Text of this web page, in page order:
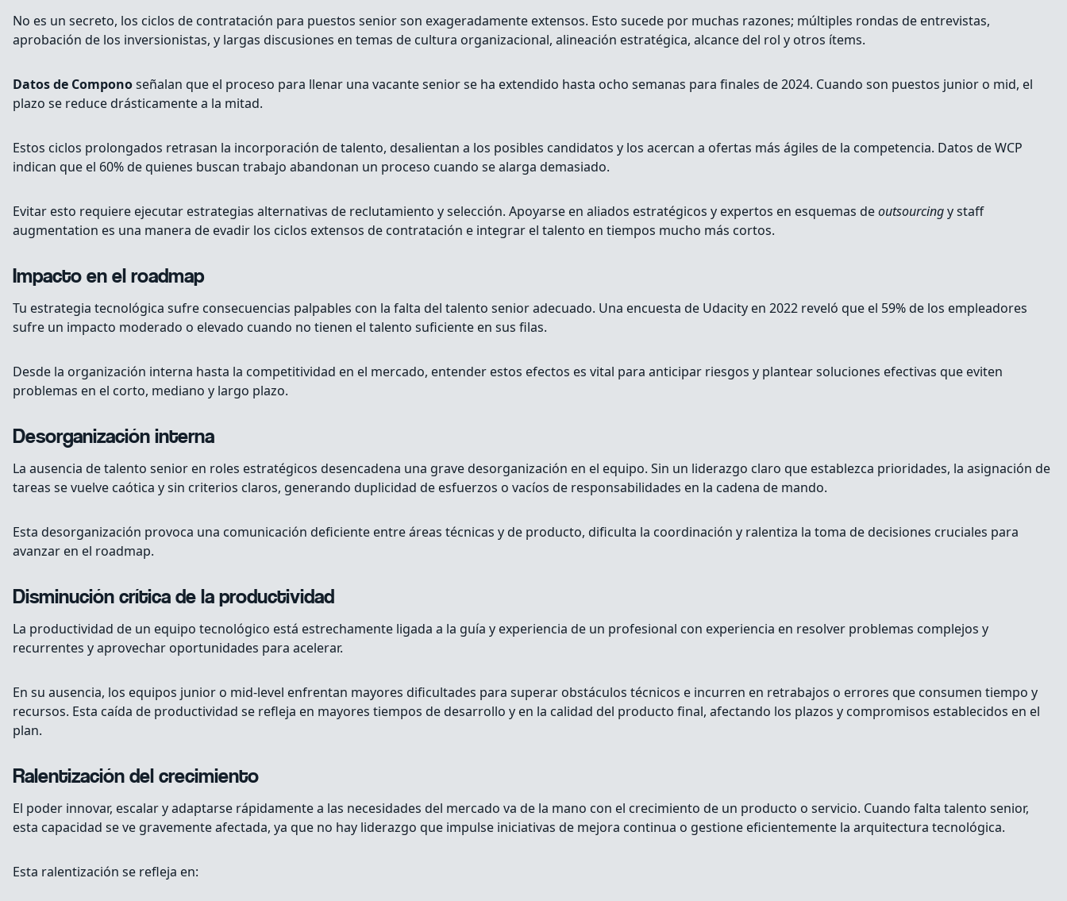
No es un secreto, los ciclos de contratación para puestos senior son exageradamente extensos. Esto sucede por muchas razones; múltiples rondas de entrevistas,
aprobación de los inversionistas, y largas discusiones en temas de cultura organizacional, alineación estratégica, alcance del rol y otros ítems.
Datos de Componoseñalan que el proceso para llenar una vacante senior se ha extendido hasta ocho semanas para finales de 2024. Cuando son puestos junior o mid, el
plazo se reduce drásticamente a la mitad.
Estos ciclos prolongados retrasan la incorporación de talento, desalientan a los posibles candidatos y los acercan a ofertas más ágiles de la competencia. Datos de WCP
indican que el 60% de quienes buscan trabajo abandonan un proceso cuando se alarga demasiado.
Evitar esto requiere ejecutar estrategias alternativas de reclutamiento y selección. Apoyarse en aliados estratégicos y expertos en esquemas deoutsourcingy staff
augmentation es una manera de evadir los ciclos extensos de contratación e integrar el talento en tiempos mucho más cortos.
Impacto en el roadmap
Tu estrategia tecnológica sufre consecuencias palpables con la falta del talento senior adecuado. Una encuesta de Udacity en 2022 reveló que el 59% de los empleadores
sufre un impacto moderado o elevado cuando no tienen el talento suficiente en sus filas.
Desde la organización interna hasta la competitividad en el mercado, entender estos efectos es vital para anticipar riesgos y plantear soluciones efectivas que eviten
problemas en el corto, mediano y largo plazo.
Desorganización interna
La ausencia de talento senior en roles estratégicos desencadena una grave desorganización en el equipo. Sin un liderazgo claro que establezca prioridades, la asignación de
tareas se vuelve caótica y sin criterios claros, generando duplicidad de esfuerzos o vacíos de responsabilidades en la cadena de mando.
Esta desorganización provoca una comunicación deficiente entre áreas técnicas y de producto, dificulta la coordinación y ralentiza la toma de decisiones cruciales para
avanzar en el roadmap.
Disminución crítica de la productividad
La productividad de un equipo tecnológico está estrechamente ligada a la guía y experiencia de un profesional con experiencia en resolver problemas complejos y
recurrentes y aprovechar oportunidades para acelerar.
En su ausencia, los equipos junior o mid-level enfrentan mayores dificultades para superar obstáculos técnicos e incurren en retrabajos o errores que consumen tiempo y
recursos. Esta caída de productividad se refleja en mayores tiempos de desarrollo y en la calidad del producto final, afectando los plazos y compromisos establecidos en el
plan.
Ralentización del crecimiento
El poder innovar, escalar y adaptarse rápidamente a las necesidades del mercado va de la mano con el crecimiento de un producto o servicio. Cuando falta talento senior,
esta capacidad se ve gravemente afectada, ya que no hay liderazgo que impulse iniciativas de mejora continua o gestione eficientemente la arquitectura tecnológica.
Esta ralentización se refleja en: